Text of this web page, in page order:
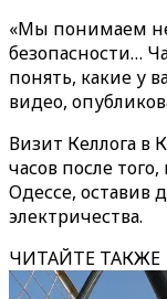
«Мы понимаем
безопасности…
понять, какие у
видео,
Визит Келлога в
часов после
Одессе, оставив
электричества.
ЧИТАЙТЕ ТАКЖЕ